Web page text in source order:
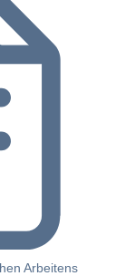
Arbeitens